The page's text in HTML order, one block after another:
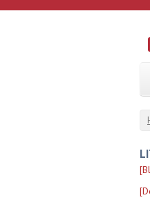
Overslaan en naar de inhoud gaan